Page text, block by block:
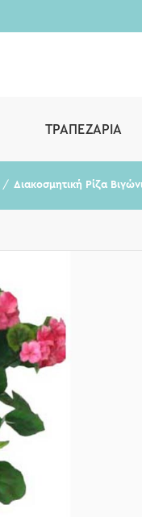
ΤΡΑΠΕΖΑΡΊΑ
Διακοσμητική Ρίζα